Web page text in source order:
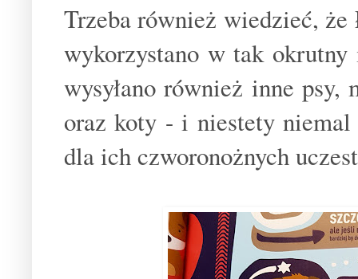
Trzeba również wiedzieć,
wykorzystano w tak
wysyłano również inne psy,
oraz koty - i niestety
dla ich czworonożnych